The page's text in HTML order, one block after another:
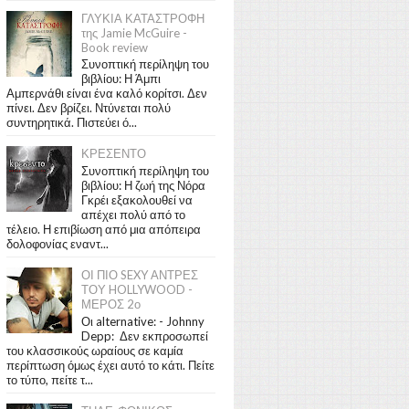
ΓΛΥΚΙΑ ΚΑΤΑΣΤΡΟΦΗ
της Jamie McGuire -
Book review
Συνοπτική περίληψη του
βιβλίου: Η Άμπι
Αμπερνάθι είναι ένα καλό κορίτσι. Δεν
πίνει. Δεν βρίζει. Ντύνεται πολύ
συντηρητικά. Πιστεύει ό...
ΚΡΕΣΕΝΤΟ
Συνοπτική περίληψη του
βιβλίου: Η ζωή της Νόρα
Γκρέι εξακολουθεί να
απέχει πολύ από το
τέλειο. Η επιβίωση από μια απόπειρα
δολοφονίας εναντ...
ΟΙ ΠΙΟ SEXY ΑΝΤΡΕΣ
ΤΟΥ HOLLYWOOD -
ΜΕΡΟΣ 2ο
Οι alternative: - Johnny
Depp: Δεν εκπροσωπεί
του κλασσικούς ωραίους σε καμία
περίπτωση όμως έχει αυτό το κάτι. Πείτε
το τύπο, πείτε τ...